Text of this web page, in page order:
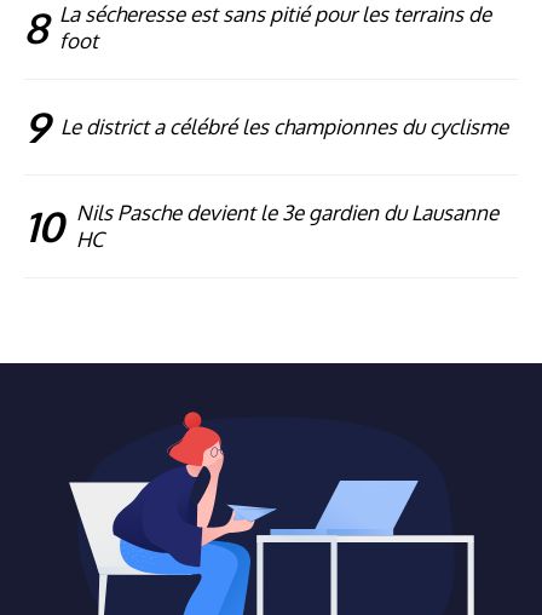
8 La sécheresse est sans pitié pour les terrains de
foot
9 Le district a célébré les championnes du cyclisme
10 Nils Pasche devient le 3e gardien du Lausanne
HC